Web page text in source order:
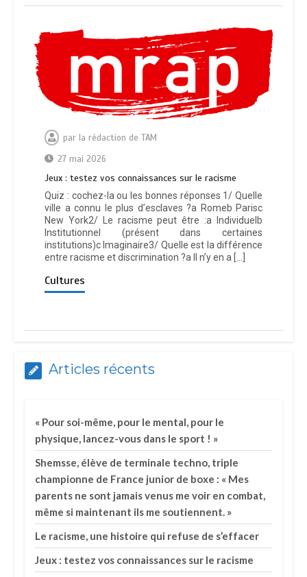
par la rédaction de TAM
27 mai 2026
Jeux : testez vos connaissances sur le racisme
Quiz : cochez-la ou les bonnes réponses 1/ Quelle
ville a connu le plus d’esclaves ?a Romeb Parisc
New York2/ Le racisme peut être :a Individuelb
Institutionnel (présent dans certaines
institutions)c Imaginaire3/ Quelle est la différence
entre racisme et discrimination ?a Il n’y en a […]
Cultures
Articles récents
« Pour soi-même, pour le mental, pour le
physique, lancez-vous dans le sport ! »
Shemsse, élève de terminale techno, triple
championne de France junior de boxe : « Mes
parents ne sont jamais venus me voir en combat,
même si maintenant ils me soutiennent. »
Le racisme, une histoire qui refuse de s’effacer
Jeux : testez vos connaissances sur le racisme